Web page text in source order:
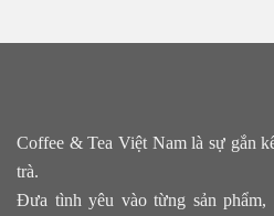
Coffee & Tea Việt Nam là sự gắn
trà.
Đưa tình yêu vào từng sản phẩm,